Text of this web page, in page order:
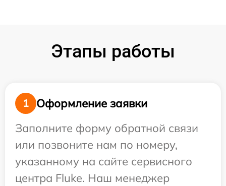
Этапы работы
1
Оформление заявки
Заполните форму обратной связи
или позвоните нам по номеру,
указанному на сайте сервисного
центра Fluke. Наш менеджер